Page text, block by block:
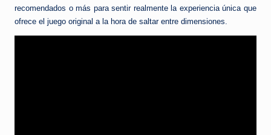
recomendados o más para sentir realmente la experiencia única que
ofrece el juego original a la hora de saltar entre dimensiones.